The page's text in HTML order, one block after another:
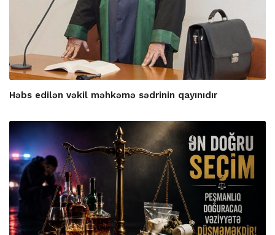
Həbs edilən vəkil məhkəmə sədrinin qayınıdır